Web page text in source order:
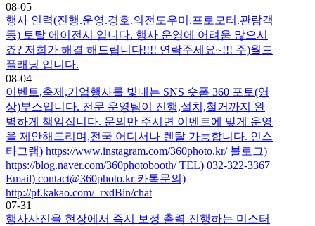
08-05
행사 인력(진행.운영.경호.의전도우미.프로모터.관람객
등) 토탈 에이전시 입니다. 행사 운영에 어려움 많으시
죠? 저희가 해결 해드립니다!!!! 연락주세요~!!! 주)월드
플래닝 입니다.
08-04
이벤트,축제,기업행사를 빛내는 SNS 숏폼 360 포토(영
상)부스입니다. 전문 운영팀이 진행,설치,철거까지 완
벽하게 책임집니다. 문의만 주시면 이벤트에 맞게 운영
을 제안해드리며,전국 어디서나 렌탈 가능합니다. 인스
타그램) https://www.instagram.com/360photo.kr/ 블로그)
https://blog.naver.com/360photobooth/ TEL) 032-322-3367
Email) contact@360photo.kr 카톡문의)
http://pf.kakao.com/_rxdBin/chat
07-31
행사사진을 현장에서 즉시 보정 출력 진행하는 미스터